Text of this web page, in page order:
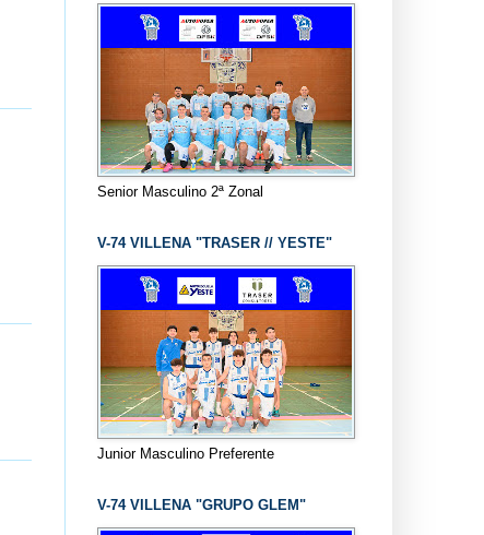
Senior Masculino 2ª Zonal
V-74 VILLENA "TRASER // YESTE"
Junior Masculino Preferente
V-74 VILLENA "GRUPO GLEM"